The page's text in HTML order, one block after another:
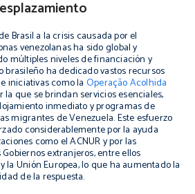
Brasil a la crisis causada por el
venezolanas ha sido global y
múltiples niveles de financiación y
brasileño ha dedicado vastos recursos
iniciativas como la Operação Acolhida
que se brindan servicios esenciales,
inmediato y programas de
migrantes de Venezuela. Este esfuerzo
considerablemente por la ayuda
como el ACNUR y por las
extranjeros, entre ellos
la Unión Europea, lo que ha aumentado la
de la respuesta.